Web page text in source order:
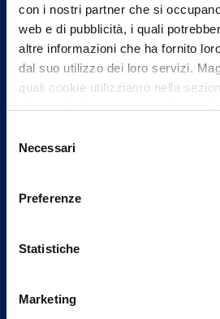
con i nostri partner che si
web e di pubblicità, i quali
altre informazioni che ha fornito
dal suo utilizzo dei loro servizi.
quali cookie utilizziamo nella
più su chi siamo, come può
può trovare nel footer del sito nella
delNecessari
Preferenze
Statistiche
Marketing
un nostro Agente.
Contattaci
Vittoria Assicurazioni S.p.A.